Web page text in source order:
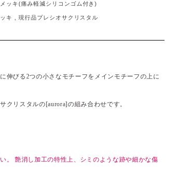
ッキ(痛み軽減シリコンゴム付き)
キ , 現行品プレシオサクリスタル
伸びる2つの小さなモチーフをメインモチーフの上に
クリスタルの[aurora]の組み合わせです。
。 艶消し加工の特性上、シミのような跡や細かな傷